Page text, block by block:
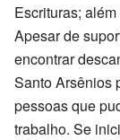
Escrituras;
Apesar de
encontrar
Santo Arsênios
pessoas que
trabalho. Se